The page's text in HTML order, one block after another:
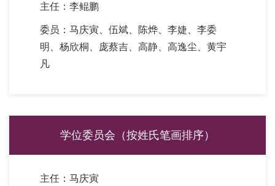
主任：李鲲鹏
委员：马庆寅、伍斌、陈烨、李婕、李委
明、杨欣桐、庞蔡吉、高静、高逸尘、黄宇
凡
学位委员会（按姓氏笔画排序）
主任：马庆寅